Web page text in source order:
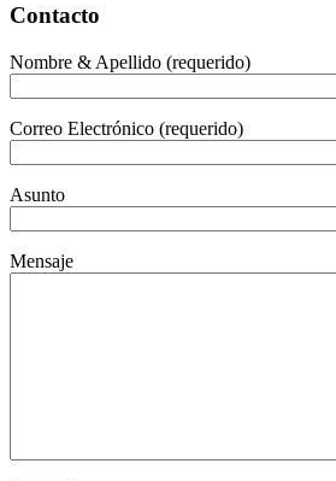
Contacto
Nombre & Apellido (requerido)
Correo Electrónico (requerido)
Asunto
Mensaje